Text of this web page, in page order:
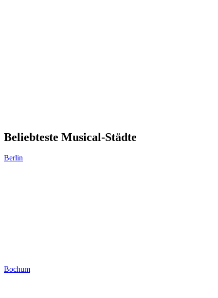
Beliebteste Musical-Städte
Berlin
Bochum